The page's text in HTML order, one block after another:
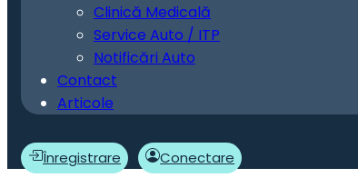
Clinică Medicală
Service Auto / ITP
Notificări Auto
Contact
Articole
Înregistrare Conectare